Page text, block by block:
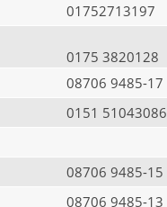
01752713197
0175 3820128
08706 9485-17
0151 51043086
08706 9485-15
08706 9485-13